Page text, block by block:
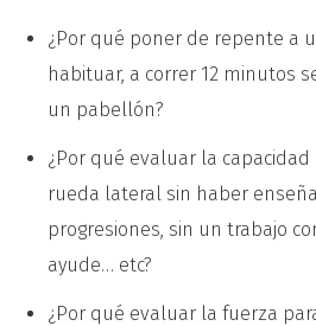
¿Por qué poner de repente a
habituar, a correr 12 minutos
un pabellón?
¿Por qué evaluar la
rueda lateral sin haber
progresiones, sin un trabajo
ayude… etc?
¿Por qué evaluar la fuerza